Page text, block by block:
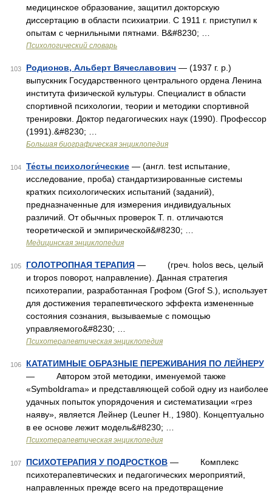
медицинское образование, защитил докторскую
диссертацию в области психиатрии. С 1911 г. приступил к
опытам с чернильными пятнами. В&#8230; …
Психологический словарь
103 Родионов, Альберт Вячеславович — (1937 г. р.)
выпускник Государственного центрального ордена Ленина
института физической культуры. Специалист в области
спортивной психологии, теории и методики спортивной
тренировки. Доктор педагогических наук (1990). Профессор
(1991).&#8230; …
Большая биографическая энциклопедия
104 Те́сты психологи́ческие — (англ. test испытание,
исследование, проба) стандартизированные системы
кратких психологических испытаний (заданий),
предназначенные для измерения индивидуальных
различий. От обычных проверок Т. п. отличаются
теоретической и эмпирической&#8230; …
Медицинская энциклопедия
105 ГОЛОТРОПНАЯ ТЕРАПИЯ — (греч. holos весь, целый
и tropos поворот, направление). Данная стратегия
психотерапии, разработанная Грофом (Grof S.), использует
для достижения терапевтического эффекта измененные
состояния сознания, вызываемые с помощью
управляемого&#8230; …
Психотерапевтическая энциклопедия
106
КАТАТИМНЫЕ ОБРАЗНЫЕ ПЕРЕЖИВАНИЯ ПО ЛЕЙНЕРУ
— Автором этой методики, именуемой также
«Symboldrama» и представляющей собой одну из наиболее
удачных попыток упорядочения и систематизации «грез
наяву», является Лейнер (Leuner H., 1980). Концептуально
в ее основе лежит модель&#8230; …
Психотерапевтическая энциклопедия
107 ПСИХОТЕРАПИЯ У ПОДРОСТКОВ — Комплекс
психотерапевтических и педагогических мероприятий,
направленных прежде всего на предотвращение